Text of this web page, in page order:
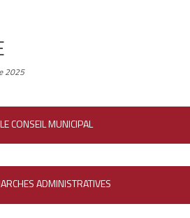
2025
LE CONSEIL MUNICIPAL
ADMINISTRATIVES